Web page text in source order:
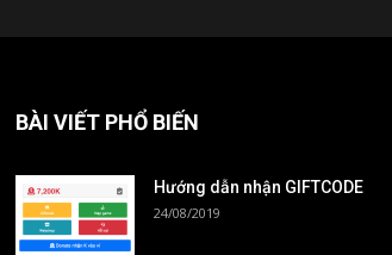
BÀI VIẾT PHỔ BIẾN
Hướng dẫn nhận GIFTCODE
24/08/2019